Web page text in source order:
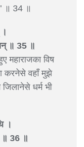
॥ 34 ॥
॥ 35 ॥
महाराजका विष
करनेसे वहाँ मुझे
जिलानेसे धर्म भी
।
॥ 36 ॥